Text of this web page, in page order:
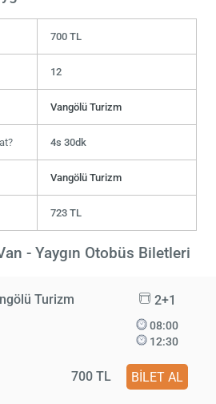
700 TL
12
Vangölü Turizm
4s 30dk
Vangölü Turizm
723 TL
- Yaygın Otobüs Biletleri
Turizm 2+1
08:00
12:30
700 TL BİLET AL